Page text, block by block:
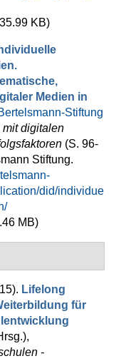
KB)
Medien in
Stiftung
digitalen
(S. 96-
Stiftung.
did/individue
MB)
Lifelong
für
,
-